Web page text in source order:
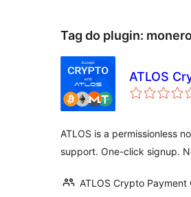
Tag do plugin:
ATLOS
ATLOS is a permissionless
support. One-click signup.
ATLOS Crypto Payment